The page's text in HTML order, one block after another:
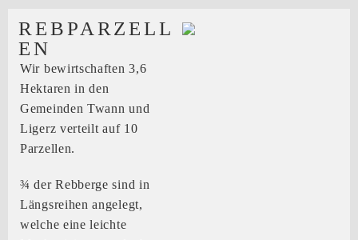
REBPARZELL
EN
Wir bewirtschaften 3,6
Hektaren in den
Gemeinden Twann und
Ligerz verteilt auf 10
Parzellen.
¾ der Rebberge sind in
Längsreihen angelegt,
welche eine leichte